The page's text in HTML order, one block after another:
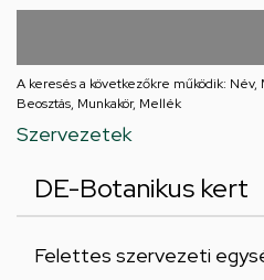
A keresés a következőkre működik:
Beosztás, Munkakör, Mellék
Szervezetek
DE-Botanikus kert
Felettes szervezeti